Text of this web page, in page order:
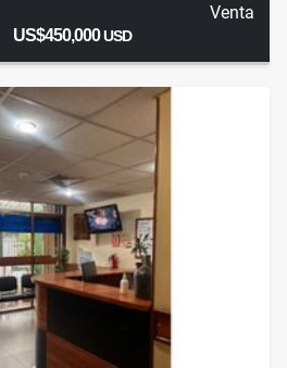
Venta
US$450,000USD